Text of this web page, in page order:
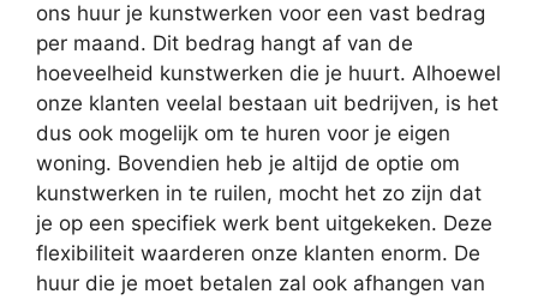
ons huur je kunstwerken voor een vast bedrag
per maand. Dit bedrag hangt af van de
hoeveelheid kunstwerken die je huurt. Alhoewel
onze klanten veelal bestaan uit bedrijven, is het
dus ook mogelijk om te huren voor je eigen
woning. Bovendien heb je altijd de optie om
kunstwerken in te ruilen, mocht het zo zijn dat
je op een specifiek werk bent uitgekeken. Deze
flexibiliteit waarderen onze klanten enorm. De
huur die je moet betalen zal ook afhangen van